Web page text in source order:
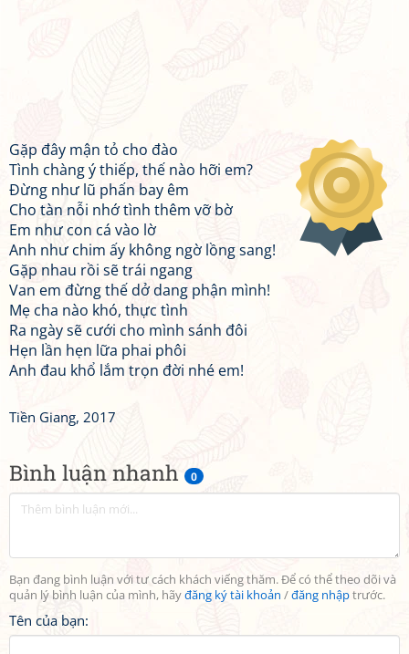
Bình luận nhanh 0
Bạn đang bình luận với tư cách khách viếng thăm. Để có thể theo dõi và
quản lý bình luận của mình, hãyđăng ký tài khoản /đăng nhậptrước.
Tên của bạn:
Gặp đây mận tỏ cho đào
Tình chàng ý thiếp, thế nào hỡi em?
Đừng như lũ phấn bay êm
Cho tàn nỗi nhớ tình thêm vỡ bờ
Em như con cá vào lờ
Anh như chim ấy không ngờ lồng sang!
Gặp nhau rồi sẽ trái ngang
Van em đừng thế dở dang phận mình!
Mẹ cha nào khó, thực tình
Ra ngày sẽ cưới cho mình sánh đôi
Hẹn lần hẹn lữa phai phôi
Anh đau khổ lắm trọn đời nhé em!
Tiền Giang, 2017